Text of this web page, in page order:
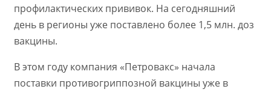
профилактических прививок. На сегодняшний
день в регионы уже поставлено более 1,5 млн. доз
вакцины.
В этом году компания «Петровакс» начала
поставки противогриппозной вакцины уже в